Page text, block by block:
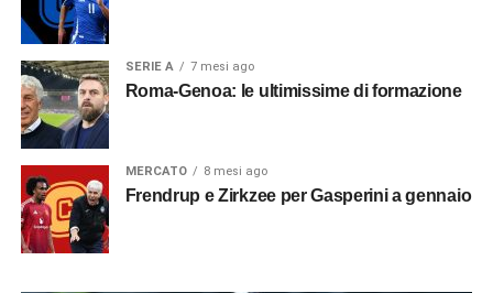
SERIE A 7 mesi ago
Roma-Genoa: le ultimissime di formazione
MERCATO 8 mesi ago
Frendrup e Zirkzee per Gasperini a gennaio